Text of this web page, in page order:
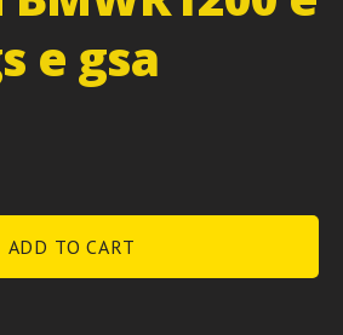
e gsa
ADD TO CART